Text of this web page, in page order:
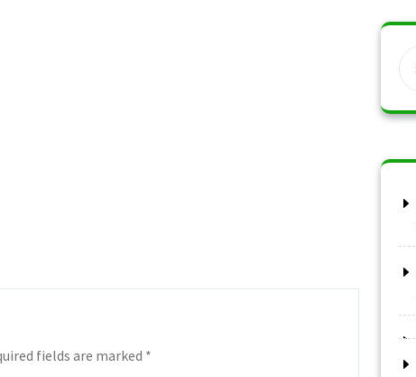
fields are marked *